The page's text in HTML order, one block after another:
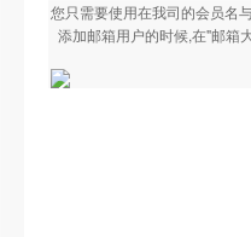
您只需要使用在我司的会员名
添加邮箱用户的时候,在"邮箱